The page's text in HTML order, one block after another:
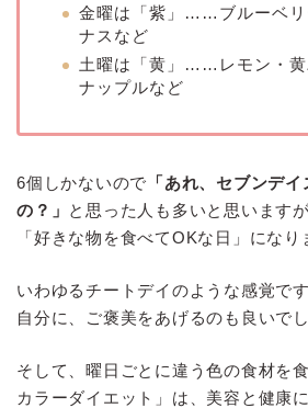
金曜は「紫」……ブルーベリ
ナスなど
土曜は「黄」……レモン・黄
ナップルなど
6個しかないので 「あれ、セブンデ
の？」 と思った人も多いと思います
「好きな物を食べてOKな日」になり
いわゆるチートデイのような感覚で
自分に、ご褒美をあげるのも良いでし
そして、曜日ごとに違う色の食材を
カラーダイエット」は、美容と健康